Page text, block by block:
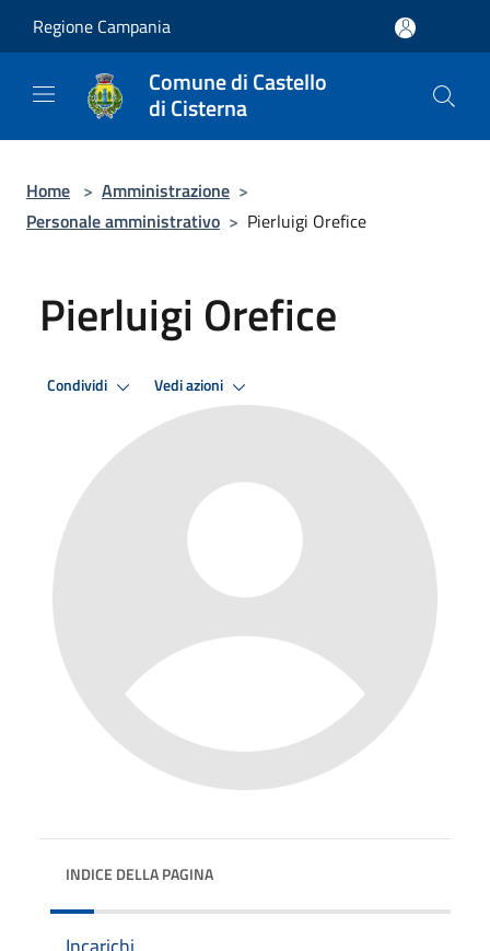
Regione Campania
Comune di Castello
di Cisterna
Home > Amministrazione >
Personale amministrativo > Pierluigi Orefice
Pierluigi Orefice
Condividi Vedi azioni
INDICE DELLA PAGINA